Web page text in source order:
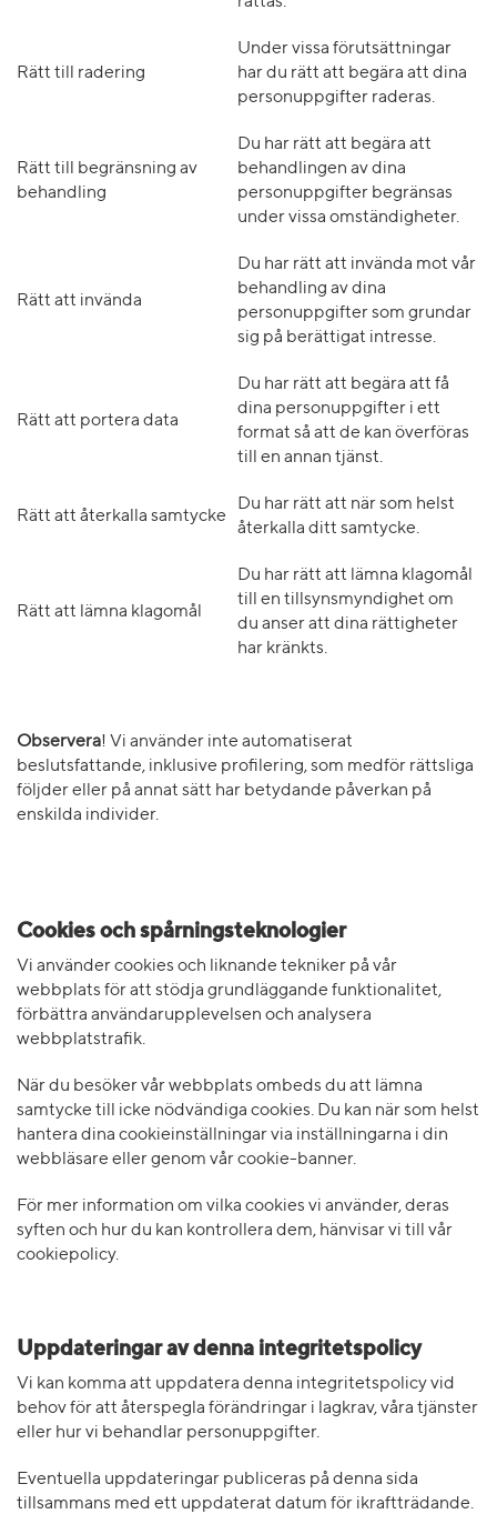
Rätt till radering
Under vissa förutsättningar
har du rätt att begära att dina
personuppgifter raderas.
Rätt till begränsning av
behandling
Du har rätt att begära att
behandlingen av dina
personuppgifter begränsas
under vissa omständigheter.
Rätt att invända
Du har rätt att invända mot vår
behandling av dina
personuppgifter som grundar
sig på berättigat intresse.
Rätt att portera data
Du har rätt att begära att få
dina personuppgifter i ett
format så att de kan överföras
till en annan tjänst.
Rätt att återkalla samtycke
Du har rätt att när som helst
återkalla ditt samtycke.
Rätt att lämna klagomål
Du har rätt att lämna klagomål
till en tillsynsmyndighet om
du anser att dina rättigheter
har kränkts.
Observera! Vi använder inte automatiserat
beslutsfattande, inklusive profilering, som medför rättsliga
följder eller på annat sätt har betydande påverkan på
enskilda individer.
Cookies och spårningsteknologier
Vi använder cookies och liknande tekniker på vår
webbplats för att stödja grundläggande funktionalitet,
förbättra användarupplevelsen och analysera
webbplatstrafik.
När du besöker vår webbplats ombeds du att lämna
samtycke till icke nödvändiga cookies. Du kan när som helst
hantera dina cookieinställningar via inställningarna i din
webbläsare eller genom vår cookie-banner.
För mer information om vilka cookies vi använder, deras
syften och hur du kan kontrollera dem, hänvisar vi till vår
cookiepolicy.
Uppdateringar av denna integritetspolicy
Vi kan komma att uppdatera denna integritetspolicy vid
behov för att återspegla förändringar i lagkrav, våra tjänster
eller hur vi behandlar personuppgifter.
Eventuella uppdateringar publiceras på denna sida
tillsammans med ett uppdaterat datum för ikraftträdande.